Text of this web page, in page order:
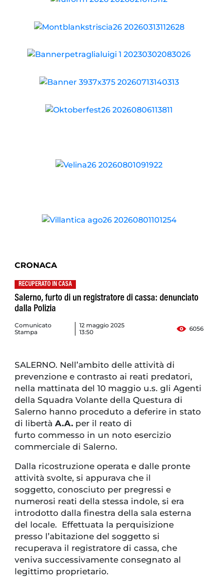
CRONACA
RECUPERATO IN CASA
Salerno, furto di un registratore di cassa: denunciato
dalla Polizia
Comunicato
Stampa
12 maggio 2025
13:50
6056
SALERNO. Nell’ambito delle attività di
prevenzione e contrasto ai reati predatori,
nella mattinata del 10 maggio u.s. gli Agenti
della Squadra Volante della Questura di
Salerno hanno proceduto a deferire in stato
di libertà A.A. per il reato di
furto commesso in un noto esercizio
commerciale di Salerno.
Dalla ricostruzione operata e dalle pronte
attività svolte, si appurava che il
soggetto, conosciuto per pregressi e
numerosi reati della stessa indole, si era
introdotto dalla finestra della sala esterna
del locale. Effettuata la perquisizione
presso l’abitazione del soggetto si
recuperava il registratore di cassa, che
veniva successivamente consegnato al
legittimo proprietario.